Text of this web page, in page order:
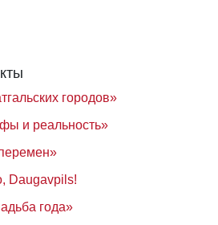
городов»
и реальность»
Daugavpils!
года»